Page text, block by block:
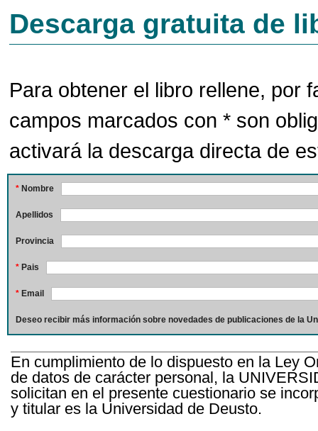
Descarga gratuita de
Para obtener el libro rellene, por
campos marcados con * son
activará la descarga directa de
* Nombre
Apellidos
Provincia
* Pais
* Email
Deseo recibir más información sobre novedades de publicaciones de la
En cumplimiento de lo dispuesto en la Ley
de datos de carácter personal, la
solicitan en el presente cuestionario se
y titular es la Universidad de Deusto.